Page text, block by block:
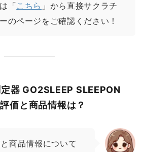
「こちら 」から直接サクラチ
のページをご確認ください！
器 GO2SLEEP SLEEPON
価と商品情報は？
商品情報について